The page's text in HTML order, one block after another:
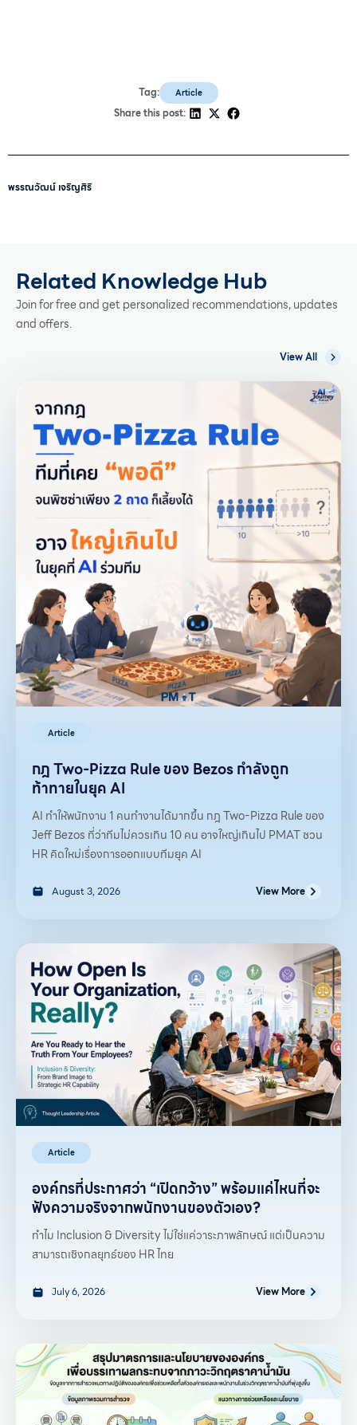
Tag: Article
Share this post:
พรรณวัฒน์ เจริญศิริ
Related Knowledge Hub
Join for free and get personalized recommendations, updates
and offers.
View All
Article
กฎ Two-Pizza Rule ของ Bezos กำลังถูก
ท้าทายในยุค AI
AI ทำให้พนักงาน 1 คนทำงานได้มากขึ้น กฎ Two-Pizza Rule ของ
Jeff Bezos ที่ว่าทีมไม่ควรเกิน 10 คน อาจใหญ่เกินไป PMAT ชวน
HR คิดใหม่เรื่องการออกแบบทีมยุค AI
August 3, 2026 View More
Article
องค์กรที่ประกาศว่า “เปิดกว้าง” พร้อมแค่ไหนที่จะ
ฟังความจริงจากพนักงานของตัวเอง?
ทำไม Inclusion & Diversity ไม่ใช่แค่วาระภาพลักษณ์ แต่เป็นความ
สามารถเชิงกลยุทธ์ของ HR ไทย
July 6, 2026 View More